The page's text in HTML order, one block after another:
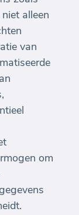
alleen
van
om